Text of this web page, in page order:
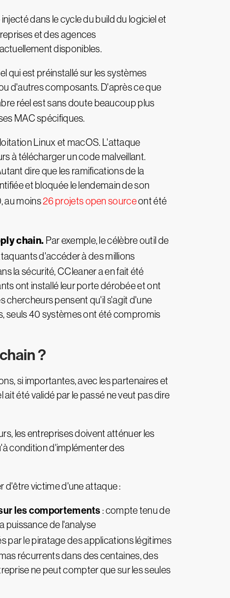
dans le cycle du build du logiciel et
et des agences
disponibles.
qui est préinstallé sur les systèmes
d'autres composants. D'après ce que
réel est sans doute beaucoup plus
MAC spécifiques.
Linux et macOS. L'attaque
à télécharger un code malveillant.
dire que les ramifications de la
et bloquée le lendemain de son
au moins26 projets open sourceont été
chain. Par exemple, le célèbre outil de
d'accéder à des millions
la sécurité, CCleaner a en fait été
ont installé leur porte dérobée et ont
chercheurs pensent qu'il s'agit d'une
seuls 40 systèmes ont été compromis
?
si importantes, avec les partenaires et
été validé par le passé ne veut pas dire
les entreprises doivent atténuer les
condition d'implémenter des
d'être victime d'une attaque :
les comportements : compte tenu de
puissance de l'analyse
par le piratage des applications légitimes
récurrents dans des centaines, des
ne peut compter que sur les seules